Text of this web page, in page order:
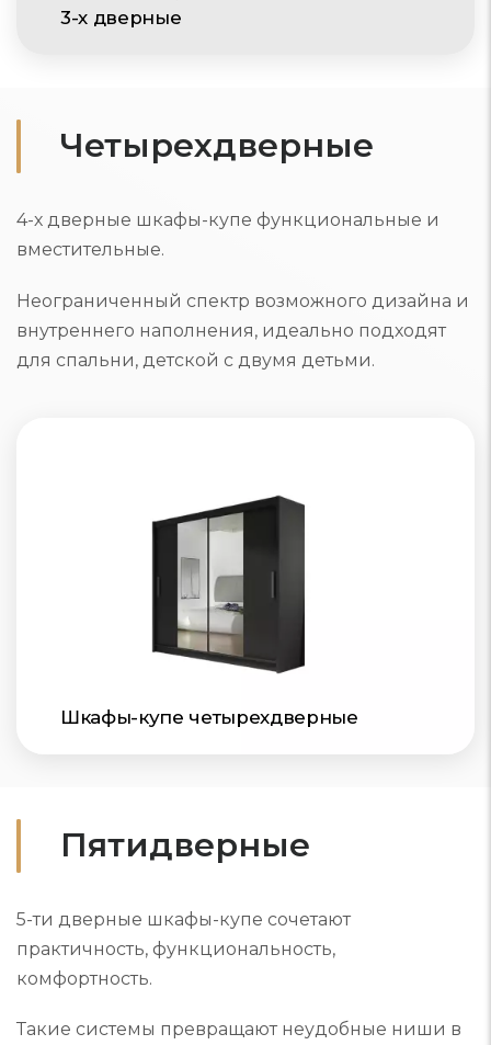
3-х дверные
Четырехдверные
4-х дверные шкафы-купе функциональные и
вместительные.
Неограниченный спектр возможного дизайна и
внутреннего наполнения, идеально подходят
для спальни, детской с двумя детьми.
Шкафы-купе четырехдверные
Пятидверные
5-ти дверные шкафы-купе сочетают
практичность, функциональность,
комфортность.
Такие системы превращают неудобные ниши в